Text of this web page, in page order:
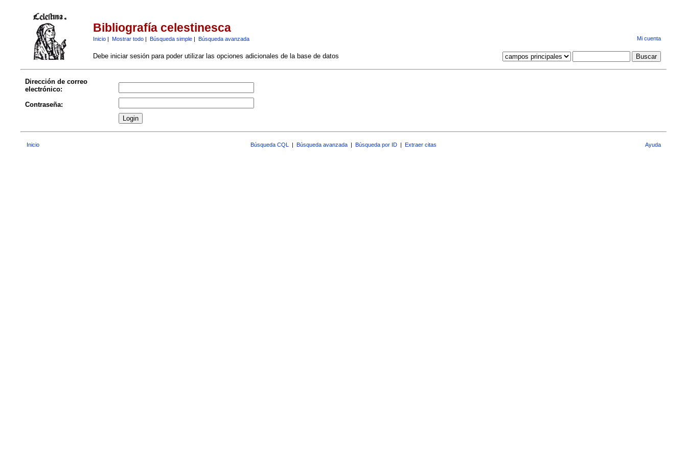
Bibliografía celestinesca
Inicio| Mostrar todo| Búsqueda simple| Búsqueda avanzada Mi cuenta
Debe iniciar sesión para poder utilizar las opciones adicionales de la base de datos
Dirección de correo
electrónico:
Contraseña:
Inicio Búsqueda CQL | Búsqueda avanzada | Búsqueda por ID | Extraer citas Ayuda